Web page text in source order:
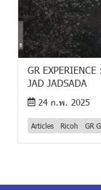
GR
JAD JADSADA
24 ก.พ. 2025
Articles Ricoh GR